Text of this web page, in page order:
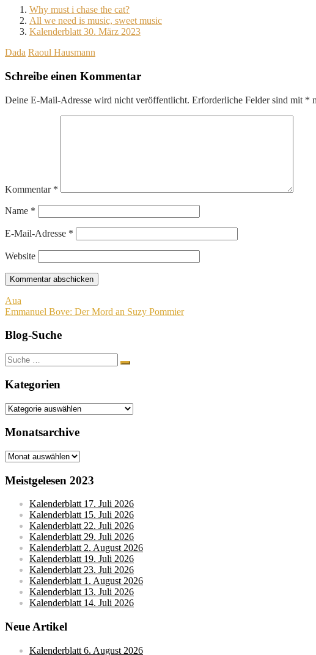
Why must i chase the cat?
All we need is music, sweet music
Kalenderblatt 30. März 2023
Dada Raoul Hausmann
Schreibe einen Kommentar
Deine E-Mail-Adresse wird nicht veröffentlicht. Erforderliche Felder sind mit *
Kommentar *
Name *
E-Mail-Adresse *
Website
Beitragsnavigation
Aua
Emmanuel Bove: Der Mord an Suzy Pommier
Blog-Suche
Suche
nach:
Kategorien
Kategorien
Monatsarchive
Monatsarchive
Meistgelesen 2023
Kalenderblatt 17. Juli 2026
Kalenderblatt 15. Juli 2026
Kalenderblatt 22. Juli 2026
Kalenderblatt 29. Juli 2026
Kalenderblatt 2. August 2026
Kalenderblatt 19. Juli 2026
Kalenderblatt 23. Juli 2026
Kalenderblatt 1. August 2026
Kalenderblatt 13. Juli 2026
Kalenderblatt 14. Juli 2026
Neue Artikel
Kalenderblatt 6. August 2026